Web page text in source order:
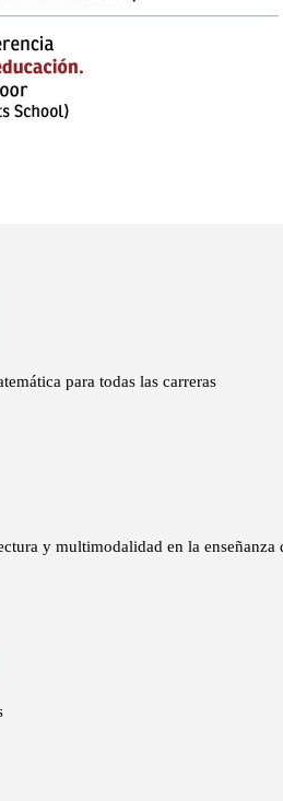
para todas las carreras
y multimodalidad en la